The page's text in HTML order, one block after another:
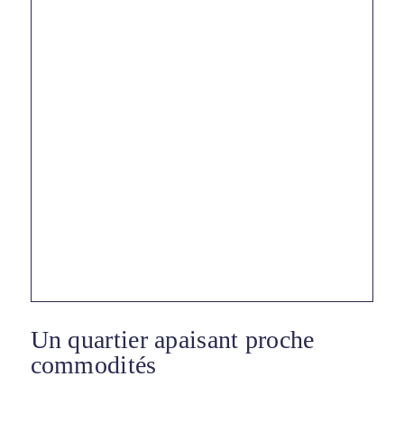
Un quartier apaisant proche
commodités